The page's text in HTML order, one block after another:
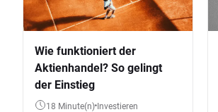
Wie funktioniert der
Aktienhandel? So gelingt
der Einstieg
18 Minute(n) Investieren